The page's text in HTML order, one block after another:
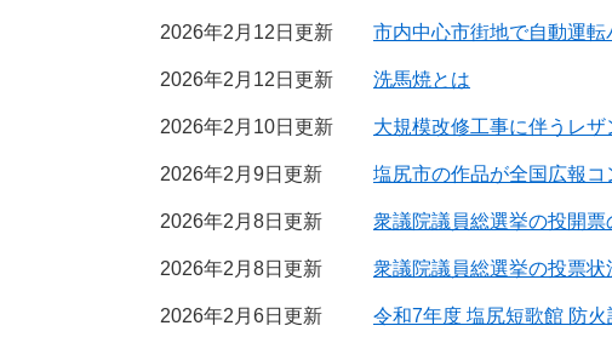
2026年2月12日更新 市内中心市街地で自動運
2026年2月12日更新 洗馬焼とは
2026年2月10日更新 大規模改修工事に伴うレ
2026年2月9日更新 塩尻市の作品が全国広報
2026年2月8日更新 衆議院議員総選挙の投開票
2026年2月8日更新 衆議院議員総選挙の投票状
2026年2月6日更新 令和7年度 塩尻短歌館 防